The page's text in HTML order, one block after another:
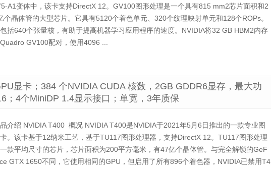
A1变体中，该卡支持DirectX 12。GV100图形处理是一个具有815 mm2芯片面积和2
个晶体管的大型芯片。它具有5120个着色单元、320个纹理映射单元和128个ROPs。
括640个张量核，有助于提高机器学习应用程序的速度。NVIDIA将32 GB HBM2内存
GV100配对，使用4096 ...
显卡；384 个NVIDIA CUDA 核数，2GB GDDR6显存，最大功
；4个MiniDP 1.4显示接口；单宽，3年质保
介绍 NVIDIA T400 概况 NVIDIA T400是NVIDIA于2021年5月6日推出的一款专业图
。该卡基于12纳米工艺，基于TU117图形处理器，支持DirectX 12。TU117图形处理
款平均尺寸的芯片，芯片面积为200平方毫米，有47亿个晶体管。与完全解锁的GeF
GTX 1650不同，它使用相同的GPU，但启用了所有896个着色器，NVIDIA已禁用T4